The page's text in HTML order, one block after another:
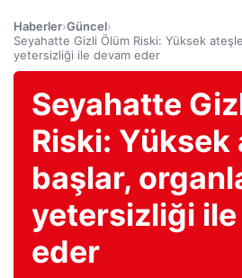
Haberler›Güncel›
Seyahatte Gizli Ölüm Riski: Yüksek
yetersizliği ile devam eder
Seyahatte
Riski: Yüksek
başlar,
yetersizliği ile
eder